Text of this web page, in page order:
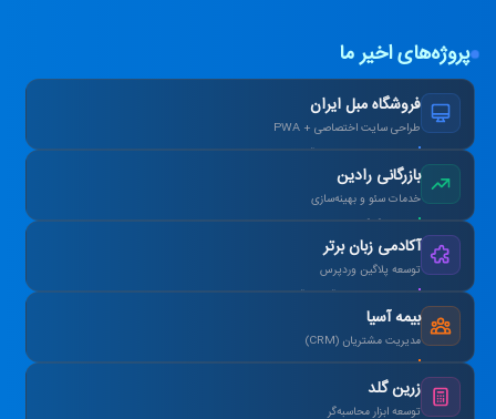
پروژه‌های اخیر ما
فروشگاه مبل ایران
طراحی سایت اختصاصی + PWA
بازرگانی رادین
خدمات سئو و بهینه‌سازی
آکادمی زبان برتر
توسعه پلاگین وردپرس
طراحی سیستم آزمون آنلاین و صدور کارنامه.
بیمه آسیا
مدیریت مشتریان (CRM)
یکپارچه‌سازی اطلاعات و اتوماسیون پیامک.
زرین گلد
توسعه ابزار محاسبه‌گر